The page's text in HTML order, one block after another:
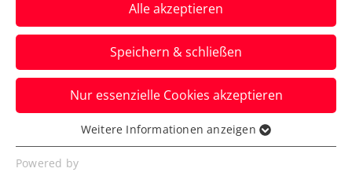
Spiel/Schlag/Satz die
Chance, dass er
einzigartig sein kann!“
Mentalcoaching, die Zweite für
wettkampfbegeisterte Tennisdamen
Verfasst von: Erich Mild, 18.11.2022
Alle akzeptieren
Speichern & schließen
Nur essenzielle Cookies akzeptieren
Essenziell
Essenzielle Cookies werden für grundlegende
Weitere Informationen anzeigen
Powered by